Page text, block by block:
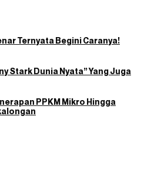
Ternyata Begini Caranya!
Stark Dunia Nyata” Yang Juga
PPKM Mikro Hingga